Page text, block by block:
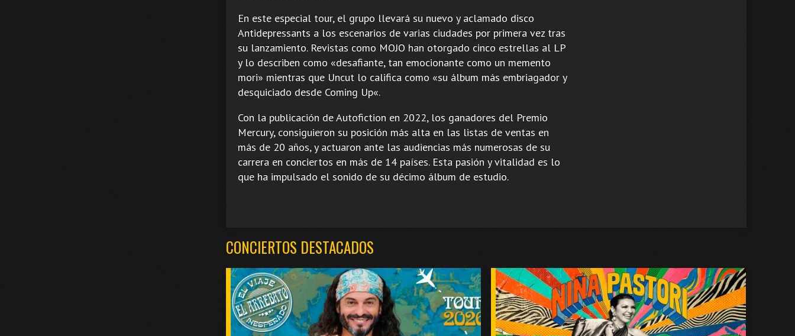
En este especial tour, el grupo llevará su nuevo y aclamado disco
Antidepressants a los escenarios de varias ciudades por primera vez tras
su lanzamiento. Revistas como MOJO han otorgado cinco estrellas al LP
y lo describen como «desafiante, tan emocionante como un memento
mori» mientras que Uncut lo califica como «su álbum más embriagador y
desquiciado desde Coming Up«.
Con la publicación de Autofiction en 2022, los ganadores del Premio
Mercury, consiguieron su posición más alta en las listas de ventas en
más de 20 años, y actuaron ante las audiencias más numerosas de su
carrera en conciertos en más de 14 países. Esta pasión y vitalidad es lo
que ha impulsado el sonido de su décimo álbum de estudio.
CONCIERTOS DESTACADOS